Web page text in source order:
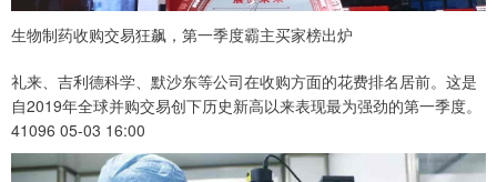
生物制药收购交易狂飙，第一季度霸主买家榜出炉
礼来、吉利德科学、默沙东等公司在收购方面的花费排名居前。这是
自2019年全球并购交易创下历史新高以来表现最为强劲的第一季度。
41096 05-03 16:00